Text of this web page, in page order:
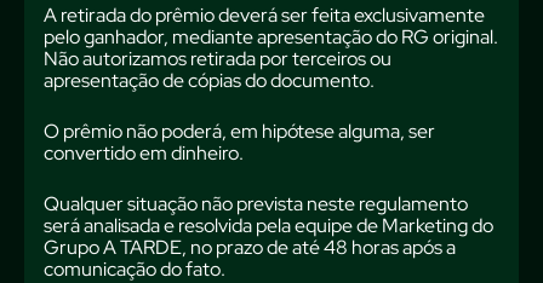
A retirada do prêmio deverá ser feita exclusivamente
pelo ganhador, mediante apresentação do RG original.
Não autorizamos retirada por terceiros ou
apresentação de cópias do documento.
O prêmio não poderá, em hipótese alguma, ser
convertido em dinheiro.
Qualquer situação não prevista neste regulamento
será analisada e resolvida pela equipe de Marketing do
Grupo A TARDE, no prazo de até 48 horas após a
comunicação do fato.